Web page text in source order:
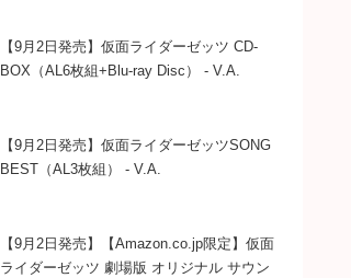
【9月2日発売】仮面ライダーゼッツ CD-
BOX（AL6枚組+Blu-ray Disc） - V.A.
【9月2日発売】仮面ライダーゼッツSONG
BEST（AL3枚組） - V.A.
【9月2日発売】【Amazon.co.jp限定】仮面
ライダーゼッツ 劇場版 オリジナル サウン